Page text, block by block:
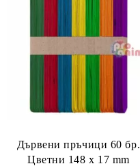
Дървени пръчици 60 бр.
Цветни 148 x 17 mm